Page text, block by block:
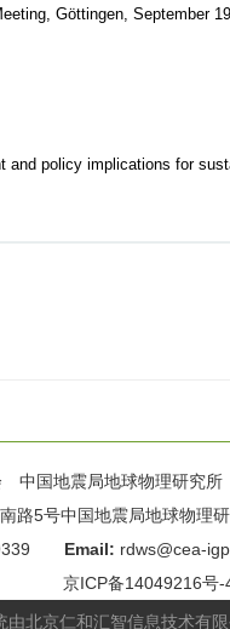
Göttingen, September
and policy implications for
中国地震局地球物理研
路5号中国地震局地球物理
9339 Email: rdws@cea-
京ICP备14049216号-
由北京仁和汇智信息技术有限